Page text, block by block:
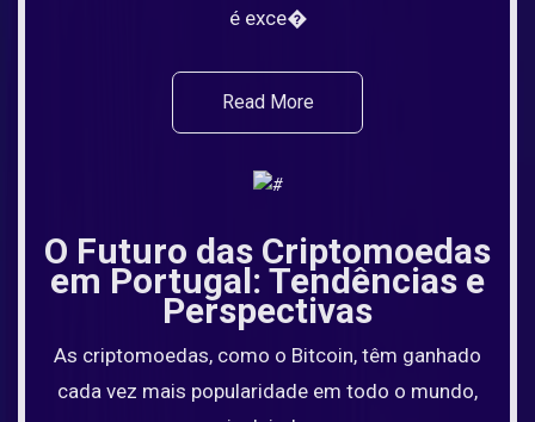
é exce�
Read More
O Futuro das Criptomoedas
em Portugal: Tendências e
Perspectivas
As criptomoedas, como o Bitcoin, têm ganhado
cada vez mais popularidade em todo o mundo,